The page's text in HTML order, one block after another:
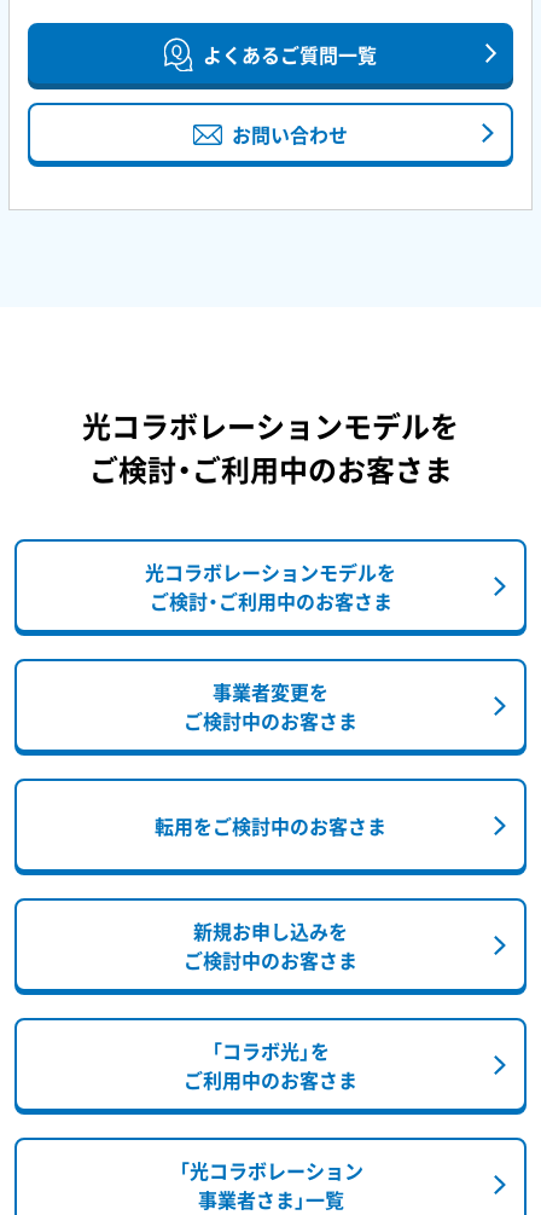
よくあるご質問一覧
お問い合わせ
光コラボレーションモデルを
ご検討・ご利用中のお客さま
光コラボレーションモデルを
ご検討・ご利用中のお客さま
事業者変更を
ご検討中のお客さま
転用をご検討中のお客さま
新規お申し込みを
ご検討中のお客さま
「コラボ光」を
ご利用中のお客さま
「光コラボレーション
事業者さま」一覧